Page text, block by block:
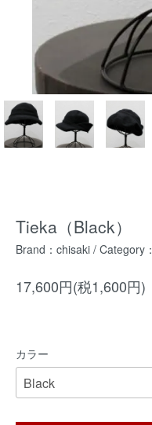
Tieka（Black）
Brand： chisaki / Category：
17,600円(税1,600円)
カラー